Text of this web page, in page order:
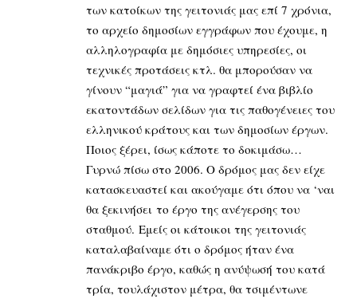
των κατοίκων της γειτονιάς μας επί 7 χρόνια,
το αρχείο δημοσίων εγγράφων που έχουμε, η
αλληλογραφία με δημόσιες υπηρεσίες, οι
τεχνικές προτάσεις κτλ. θα μπορούσαν να
γίνουν “μαγιά” για να γραφτεί ένα βιβλίο
εκατοντάδων σελίδων για τις παθογένειες του
ελληνικού κράτους και των δημοσίων έργων.
Ποιος ξέρει, ίσως κάποτε το δοκιμάσω…
Γυρνώ πίσω στο 2006. Ο δρόμος μας δεν είχε
κατασκευαστεί και ακούγαμε ότι όπου να ‘ναι
θα ξεκινήσει το έργο της ανέγερσης του
σταθμού. Εμείς οι κάτοικοι της γειτονιάς
καταλαβαίναμε ότι ο δρόμος ήταν ένα
πανάκριβο έργο, καθώς η ανύψωσή του κατά
τρία, τουλάχιστον μέτρα, θα τσιμέντωνε